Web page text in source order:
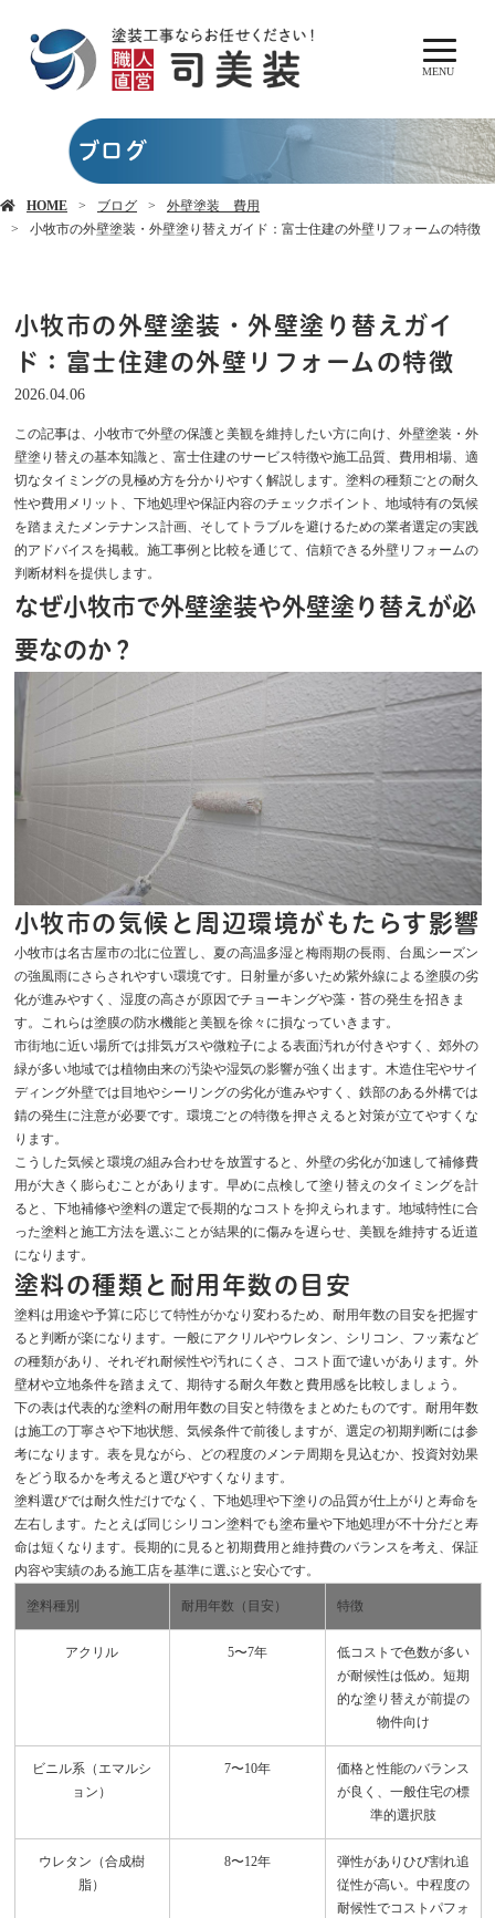
MENU
ブログ
HOME ブログ
外壁塗装 費用
小牧市の外壁塗装・外壁塗り替えガイド：富士住建の外壁リフォームの特徴
小牧市の外壁塗装・外壁塗り替えガイ
ド：富士住建の外壁リフォームの特徴
2026.04.06
この記事は、小牧市で外壁の保護と美観を維持したい方に向け、外壁塗装・外
壁塗り替えの基本知識と、富士住建のサービス特徴や施工品質、費用相場、適
切なタイミングの見極め方を分かりやすく解説します。塗料の種類ごとの耐久
性や費用メリット、下地処理や保証内容のチェックポイント、地域特有の気候
を踏まえたメンテナンス計画、そしてトラブルを避けるための業者選定の実践
的アドバイスを掲載。施工事例と比較を通じて、信頼できる外壁リフォームの
判断材料を提供します。
なぜ小牧市で外壁塗装や外壁塗り替えが必
要なのか？
小牧市の気候と周辺環境がもたらす影響
小牧市は名古屋市の北に位置し、夏の高温多湿と梅雨期の長雨、台風シーズン
の強風雨にさらされやすい環境です。日射量が多いため紫外線による塗膜の劣
化が進みやすく、湿度の高さが原因でチョーキングや藻・苔の発生を招きま
す。これらは塗膜の防水機能と美観を徐々に損なっていきます。
市街地に近い場所では排気ガスや微粒子による表面汚れが付きやすく、郊外の
緑が多い地域では植物由来の汚染や湿気の影響が強く出ます。木造住宅やサイ
ディング外壁では目地やシーリングの劣化が進みやすく、鉄部のある外構では
錆の発生に注意が必要です。環境ごとの特徴を押さえると対策が立てやすくな
ります。
こうした気候と環境の組み合わせを放置すると、外壁の劣化が加速して補修費
用が大きく膨らむことがあります。早めに点検して塗り替えのタイミングを計
ると、下地補修や塗料の選定で長期的なコストを抑えられます。地域特性に合
った塗料と施工方法を選ぶことが結果的に傷みを遅らせ、美観を維持する近道
になります。
塗料の種類と耐用年数の目安
塗料は用途や予算に応じて特性がかなり変わるため、耐用年数の目安を把握す
ると判断が楽になります。一般にアクリルやウレタン、シリコン、フッ素など
の種類があり、それぞれ耐候性や汚れにくさ、コスト面で違いがあります。外
壁材や立地条件を踏まえて、期待する耐久年数と費用感を比較しましょう。
下の表は代表的な塗料の耐用年数の目安と特徴をまとめたものです。耐用年数
は施工の丁寧さや下地状態、気候条件で前後しますが、選定の初期判断には参
考になります。表を見ながら、どの程度のメンテ周期を見込むか、投資対効果
をどう取るかを考えると選びやすくなります。
塗料選びでは耐久性だけでなく、下地処理や下塗りの品質が仕上がりと寿命を
左右します。たとえば同じシリコン塗料でも塗布量や下地処理が不十分だと寿
命は短くなります。長期的に見ると初期費用と維持費のバランスを考え、保証
内容や実績のある施工店を基準に選ぶと安心です。
塗料種別 耐用年数（目安） 特徴
アクリル 5〜7年
低コストで色数が多い
が耐候性は低め。短期
的な塗り替えが前提の
物件向け
ビニル系（エマルシ
ョン）
7〜10年
価格と性能のバランス
が良く、一般住宅の標
準的選択肢
ウレタン（合成樹
脂）
8〜12年
弾性がありひび割れ追
従性が高い。中程度の
耐候性でコストパフォ